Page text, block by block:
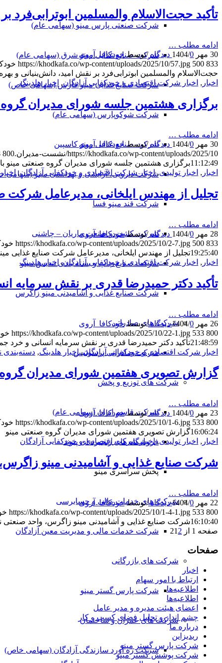
شرکت صنعتی پارس مینو (سهامی عام)
شرکت صنایع غذایی مینو شرق (سهامی عام)
شرکت صنایع غذایی مینو فارس (سهامی خاص)
شرکت شوکوپارس (سهامی عام)
شرکت صنایع غذایی مینو کاسپین
شرکت دارویی، آرایشی و بهداشتی مینو (سهامی
شرکت قند مینو فسا
شرکت کشت و صنعت ماریان – چاشنی
شرکت صنایع چاپ و بسته بندی تندیس مینو
شرکت صنایع غذایی و آشامیدنی مینو زاگرس
شرکت های صادراتی
شرکت صادراتی پرسوئیس
شرکت های توزیع و پخش
شرکت قاسم ایران (سهامی عام)
فروشگاه های زنجیره ای پیوند
پخش سراسری مینو
شرکت های خدمات مالی و حسابرسی
شرکت خدمات مالی و مدیریت معین آزادگان
شرکت های بازرگانی
شرکت پارس گستر مینو
شرکت های عمران و ساختمان
شرکت ره آورد سازندگی آزادگان (سهامی خاص)
تأکید حجت‌الاسلام والمسلمین
ادامه مطلب …
30 مهر 1404
/0 دیدگاه /توسطخودکافا_آر‌وی
https://khodkafa.co/wp-content/uploads/2025/10/57.jpg 500 833
حجت‌الاسلام والمسلمین ابوترابی‌فرد بر نقش امید، دانش‌بنیانی و
اخبار , اخبار شرکت اقتصادی و خودکفایی آزادگان, اخبار هلدینگ
برگزاری هشتمین جلسه شورای مدیران
ادامه مطلب …
30 مهر 1404
/0 دیدگاه /توسطخودکافا_آر‌وی
https://khodkafa.co/wp-content/uploads/2025/10/نشست-مدیران.jpg
800
11:12:49برگزاری هشتمین جلسه شورای مدیران گروه صنعتی مینو
اخبار , اخبار تولیدی,اخبار شرکت اقتصادی و خودکفایی آزادگان,
تجلیل از مهندس ایلخانی، مدیرعامل شرکت
ادامه مطلب …
28 مهر 1404
/0 دیدگاه /توسطخودکافا_آر‌وی
https://khodkafa.co/wp-content/uploads/2025/10/2-7.jpg 500 833
19:25:40تجلیل از مهندس ایلخانی، مدیرعامل شرکت صنایع غذایی
اخبار , اخبار شرکت اقتصادی و خودکفایی آزادگان, اخبار هلدینگ
تأکید دکتر حمیدرضا قدری بر نقش سرمایه
ادامه مطلب …
26 مهر 1404
/0 دیدگاه /توسطخودکافا_آر‌وی
https://khodkafa.co/wp-content/uploads/2025/10/22-1.jpg 533 800
21:48:59تأکید دکتر حمیدرضا قدری بر نقش سرمایه انسانی و خرد
اخبار شرکت اقتصادی و خودکفایی آزادگان,اخبار هلدینگ, دسته‌بندی
گزارش تصویری هفتمین شورای مدیران گروه
ادامه مطلب …
23 مهر 1404
/0 دیدگاه /توسطخودکافا_آر‌وی
https://khodkafa.co/wp-content/uploads/2025/10/1-6.jpg 533 800
16:06:24گزارش تصویری هفتمین شورای مدیران گروه صنعتی مینو
اخبار , اخبار تولیدی,اخبار شرکت اقتصادی و خودکفایی آزادگان
شرکت صنایع غذایی و آشامیدنی مینو
ادامه مطلب …
22 مهر 1404
/0 دیدگاه /توسطخودکافا_آر‌وی
https://khodkafa.co/wp-content/uploads/2025/10/1-4-1.jpg 533 800
16:10:40شرکت صنایع غذایی و آشامیدنی مینو زاگرس، واحد صنعتی
صفحه 1 از 2
1 2
صفحات
اخبار
ارتباط با امور سهام
اطلاعیه‌ها
اطلاعیه‌ها
اعضای هیئت مدیره و مدیر عامل
چشم انداز و تحلیل فضای کسب و کار
درباره ما
ریدیزاین
شرکت پارس گستر مینو
شرکت پوشش گستر مینو